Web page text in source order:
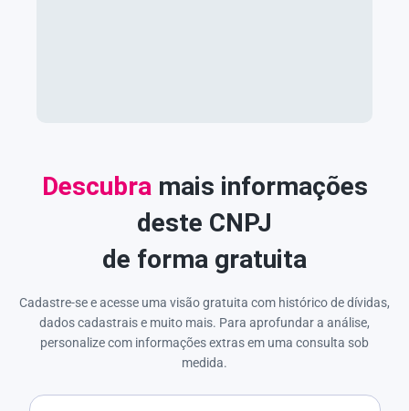
Descubra mais informações
deste CNPJ
de forma gratuita
Cadastre-se e acesse uma visão gratuita com histórico de dívidas,
dados cadastrais e muito mais. Para aprofundar a análise,
personalize com informações extras em uma consulta sob
medida.